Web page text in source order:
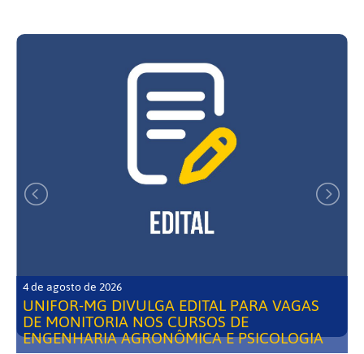
4 de agosto de 2026
UNIFOR-MG DIVULGA EDITAL PARA VAGAS
DE MONITORIA NOS CURSOS DE
ENGENHARIA AGRONÔMICA E PSICOLOGIA